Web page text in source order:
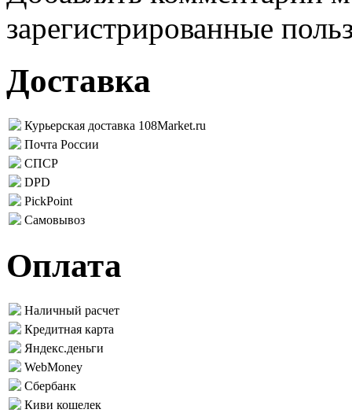
зарегистрированные
Доставка
Курьерская доставка 108Market.ru
Почта России
СПСР
DPD
PickPoint
Самовывоз
Оплата
Наличный расчет
Кредитная карта
Яндекс.деньги
WebMoney
Сбербанк
Киви кошелек